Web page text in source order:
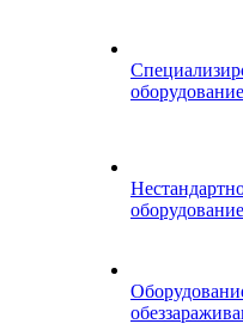
оборудование
оборудование